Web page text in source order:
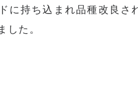
に持ち込まれ品種改良さ
した。